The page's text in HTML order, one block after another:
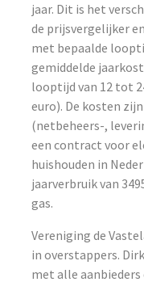
jaar. Dit is het
de prijsvergelijker
met bepaalde
gemiddelde
looptijd van 12 tot
euro). De kosten
(netbeheers-,
een contract voor
huishouden in
jaarverbruik van
gas.
Vereniging de
in overstappers.
met alle